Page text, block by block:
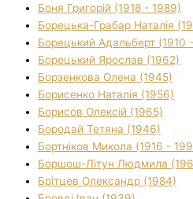
Боня Григорій (1918 - 1989)
Борецька-Грабар Наталія
Борецький Адальберт (1910
Борецький Ярослав (1962)
Борзенкова Олена (1945)
Борисенко Наталія (1956)
Борисов Олексій (1965)
Бородай Тетяна (1946)
Бортніков Микола (1916 -
Боршош-Літун Людмила
Брітцев Олександр (1984)